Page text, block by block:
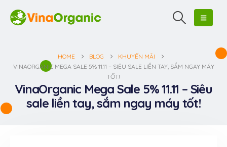
HOME BLOG
KHUYẾN MÃI
VINAORGANIC MEGA SALE 5% 11.11 – SIÊU SALE LIỀN TAY, SẮM NGAY MÁY
TỐT!
VinaOrganic Mega Sale 5% 11.11 – Siêu
sale liền tay, sắm ngay máy tốt!